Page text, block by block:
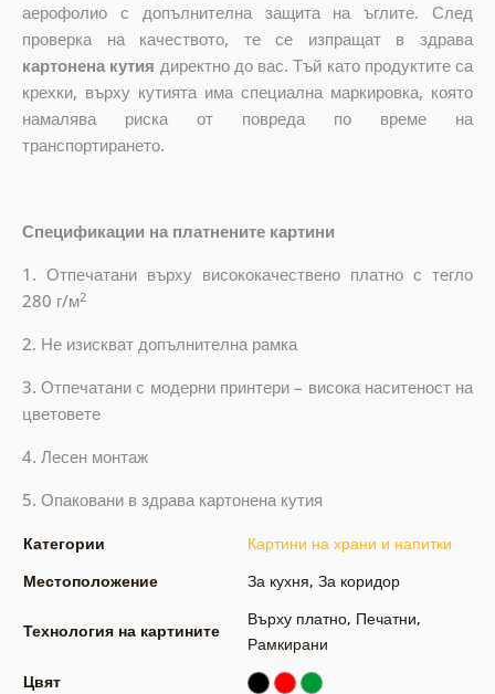
аерофолио с допълнителна защита на ъглите. След
проверка на качеството, те се изпращат в здрава
картонена кутия директно до вас. Тъй като продуктите са
крехки, върху кутията има специална маркировка, която
намалява риска от повреда по време на
транспортирането.
Спецификации на платнените картини
1. Отпечатани върху висококачествено платно с тегло
280 г/м2
2. Не изискват допълнителна рамка
3. Отпечатани с модерни принтери – висока наситеност на
цветовете
4. Лесен монтаж
5. Опаковани в здрава картонена кутия
Категории
Картини на храни и напитки
Местоположение
За кухня, За коридор
Технология на картините
Върху платно, Печатни,
Рамкирани
Цвят